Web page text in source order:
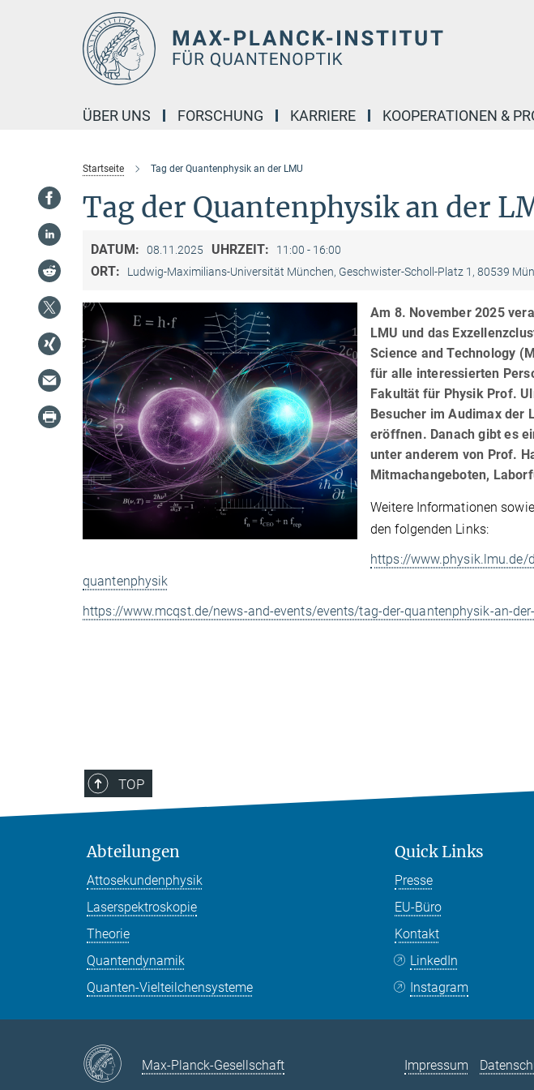
ÜBER UNS FORSCHUNG KARRIERE KOOPERATIONEN &
Startseite Tag der Quantenphysik an der LMU
Tag der Quantenphysik an der
DATUM: 08.11.2025 UHRZEIT: 11:00 - 16:00
ORT: Ludwig-Maximilians-Universität München, Geschwister-Scholl-Platz 1, 80539
Am 8. November 2025
LMU und das
Science and Technology
für alle interessierten
Fakultät für Physik Prof.
Besucher im Audimax der
eröffnen. Danach gibt es
unter anderem von Prof.
Mitmachangeboten,
Weitere Informationen
den folgenden Links:
https://
quantenphysik
https://www.mcqst.de/news-and-events/events/tag-der-quantenphysik-an-
TOP
Abteilungen
Attosekundenphysik
Laserspektroskopie
Theorie
Quantendynamik
Quanten-Vielteilchensysteme
Quick Links
Presse
EU-Büro
Kontakt
LinkedIn
Instagram
Max-Planck-Gesellschaft Impressum